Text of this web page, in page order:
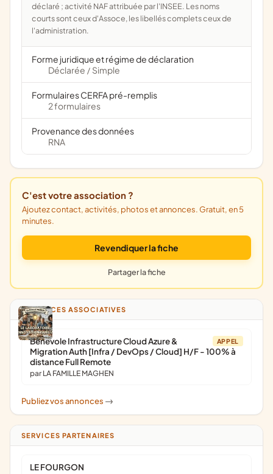
déclaré ; activité NAF attribuée par l'INSEE. Les noms
courts sont ceux d'Assoce, les libellés complets ceux de
l'administration.
Forme juridique et régime de déclaration
Déclarée / Simple
Formulaires CERFA pré-remplis
2 formulaires
Provenance des données
RNA
C'est votre association ?
Ajoutez contact, activités, photos et annonces. Gratuit, en 5
minutes.
Revendiquer la fiche
Partager la fiche
ANNONCES ASSOCIATIVES
APPEL
Bénévole Infrastructure Cloud Azure &
Migration Auth [Infra / DevOps / Cloud] H/F - 100% à
distance Full Remote
par LA FAMILLE MAGHEN
Publiez vos annonces ->
SERVICES PARTENAIRES
LE FOURGON